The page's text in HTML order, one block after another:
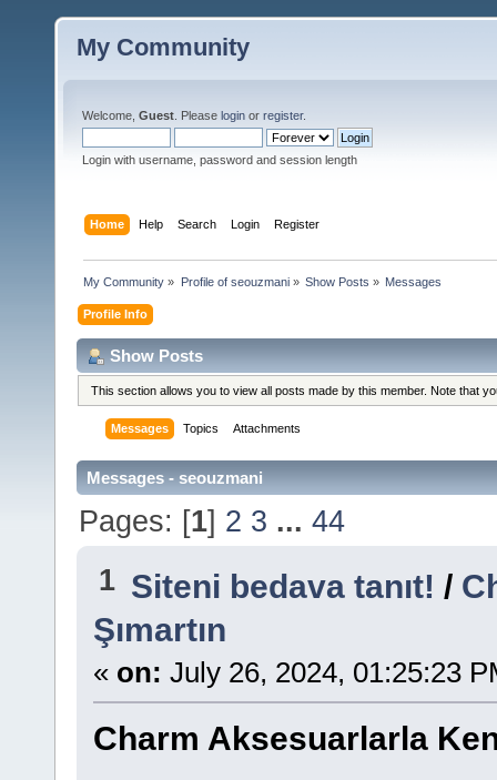
My Community
Welcome, Guest . Please login or register.
Login with username, password and session length
Home Help Search Login Register
My Community » Profile of seouzmani» Show Posts » Messages
Profile Info
Show Posts
This section allows you to view all posts made by this member. Note that
Messages Topics Attachments
Messages - seouzmani
Pages: [1] 2 3 ...44
1 Siteni bedava tanıt! /
Şımartın
« on: July 26, 2024, 01:25:23
Charm Aksesuarlarla